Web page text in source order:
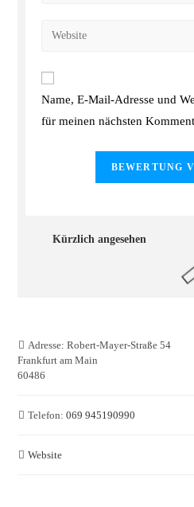
Name, E-Mail-Adresse und
für meinen nächsten
Kürzlich angesehen
Adresse: Robert-Mayer-Straße 54
Frankfurt am Main
60486
Telefon: 069 945190990
Website